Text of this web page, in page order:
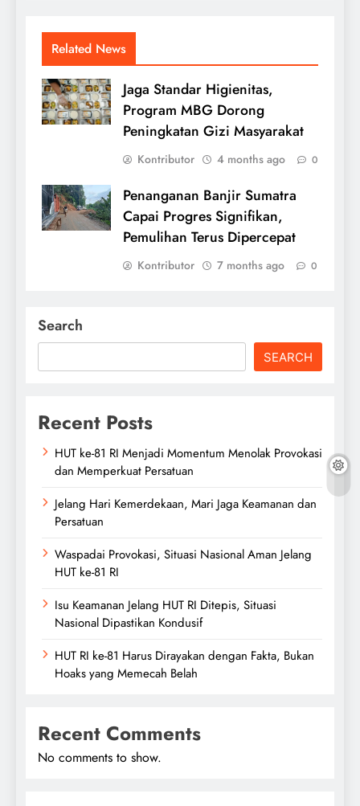
Related News
Jaga Standar Higienitas,
Program MBG Dorong
Peningkatan Gizi Masyarakat
Kontributor 4 months ago 0
Penanganan Banjir Sumatra
Capai Progres Signifikan,
Pemulihan Terus Dipercepat
Kontributor 7 months ago 0
Search
SEARCH
Recent Posts
HUT ke-81 RI Menjadi Momentum Menolak Provokasi
dan Memperkuat Persatuan
Jelang Hari Kemerdekaan, Mari Jaga Keamanan dan
Persatuan
Waspadai Provokasi, Situasi Nasional Aman Jelang
HUT ke-81 RI
Isu Keamanan Jelang HUT RI Ditepis, Situasi
Nasional Dipastikan Kondusif
HUT RI ke-81 Harus Dirayakan dengan Fakta, Bukan
Hoaks yang Memecah Belah
Recent Comments
No comments to show.